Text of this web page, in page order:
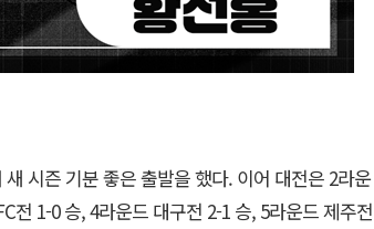
시즌 기분 좋은 출발을 했다. 이어 대전은 2라운
전 1-0 승, 4라운드 대구전 2-1 승, 5라운드 제주전